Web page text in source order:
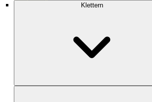
Klettern